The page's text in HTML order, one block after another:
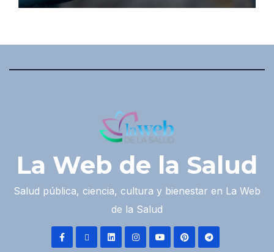
La Web de la Salud
Salud pública, ciencia, cultura y bienestar en La Web
de la Salud